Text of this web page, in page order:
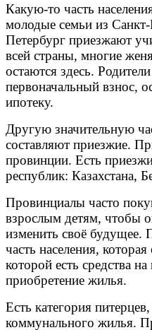
Какую-то часть
молодые семьи из
Петербург приезжают
всей страны, многие
остаются здесь.
первоначальный взнос,
ипотеку.
Другую значительную
составляют приезжие.
провинции. Есть
республик: Казахстана,
Провинциалы часто
взрослым детям, чтобы
изменить своё будущее.
часть населения,
которой есть средства
приобретение жилья.
Есть категория
коммунального жилья.